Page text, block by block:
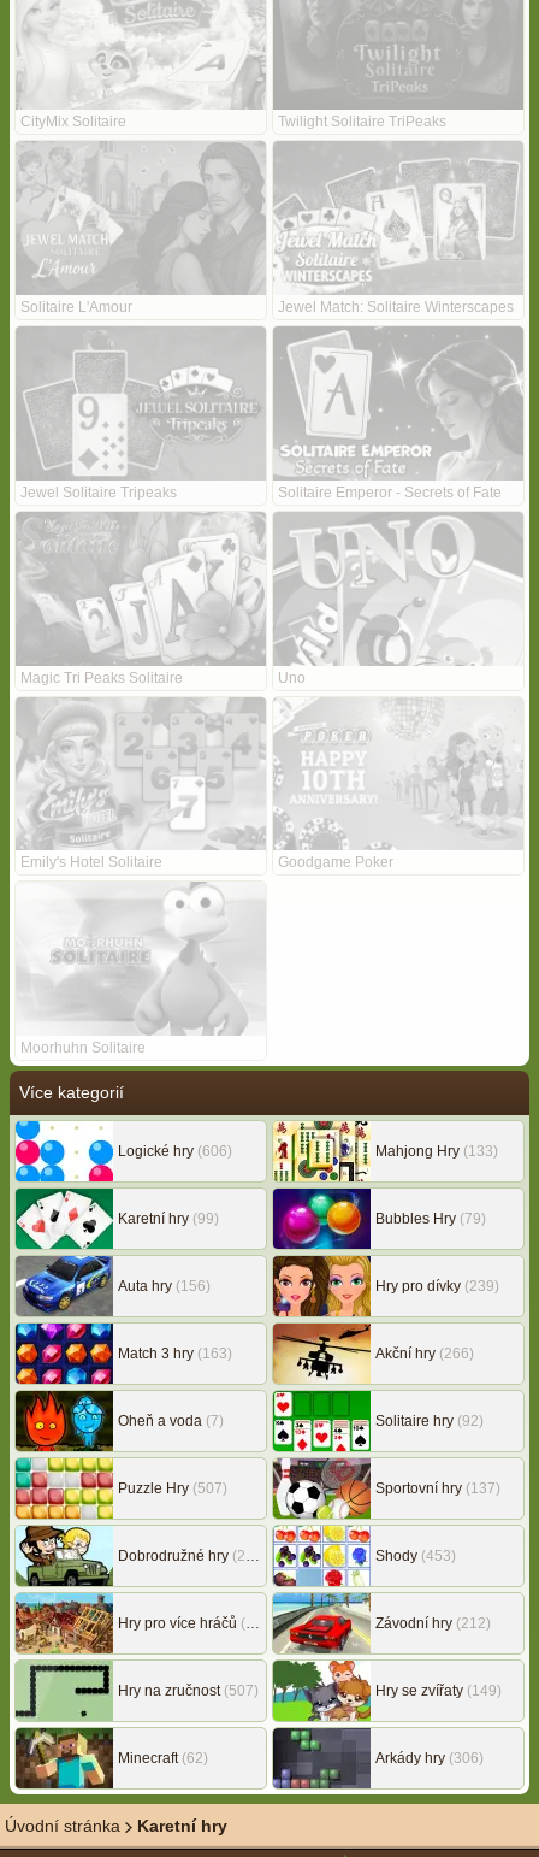
CityMix Solitaire Twilight Solitaire TriPeaks
Solitaire L'Amour Jewel Match: Solitaire Winterscapes
Jewel Solitaire Tripeaks Solitaire Emperor - Secrets of Fate
Magic Tri Peaks Solitaire Uno
Emily's Hotel Solitaire Goodgame Poker
Moorhuhn Solitaire
Více kategorií
Logické hry (606) Mahjong Hry (133)
Karetní hry (99) Bubbles Hry (79)
Auta hry (156) Hry pro dívky (239)
Match 3 hry (163) Akční hry (266)
Oheň a voda (7) Solitaire hry (92)
Puzzle Hry (507) Sportovní hry (137)
Dobrodružné hry (217) Shody (453)
Hry pro více hráčů (146) Závodní hry (212)
Hry na zručnost (507) Hry se zvířaty (149)
Minecraft (62) Arkády hry (306)
Úvodní stránka Karetní hry